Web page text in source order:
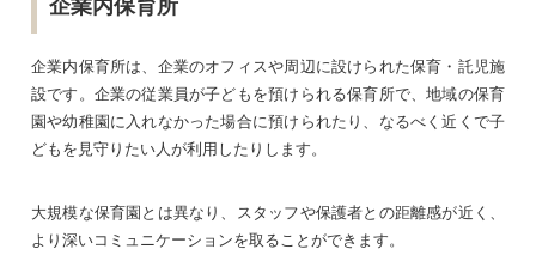
企業内保育所は、企業のオフィスや周辺に設けられた保育・託児施
設です。企業の従業員が子どもを預けられる保育所で、地域の保育
園や幼稚園に入れなかった場合に預けられたり、なるべく近くで子
どもを見守りたい人が利用したりします。
大規模な保育園とは異なり、スタッフや保護者との距離感が近く、
より深いコミュニケーションを取ることができます。